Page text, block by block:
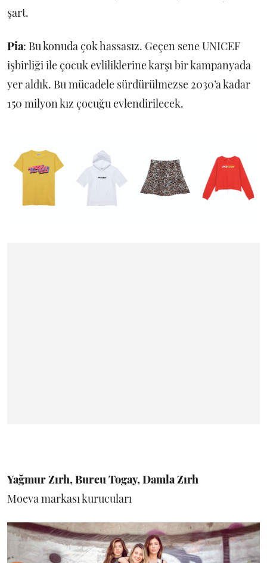
şart.
Pia: Bu konuda çok hassasız. Geçen sene UNICEF
işbirliği ile çocuk evliliklerine karşı bir kampanyada
yer aldık. Bu mücadele sürdürülmezse 2030’a kadar
150 milyon kız çocuğu evlendirilecek.
Yağmur Zırh, Burcu Togay, Damla Zırh
Moeva markası kurucuları